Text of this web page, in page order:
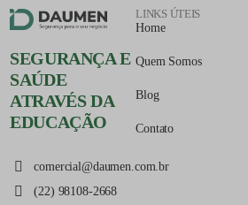
SEGURANÇA E
SAÚDE
ATRAVÉS DA
EDUCAÇÃO
comercial@daumen.com.br
(22) 98108-2668
LINKS ÚTEIS
Home
Quem Somos
Blog
Contato